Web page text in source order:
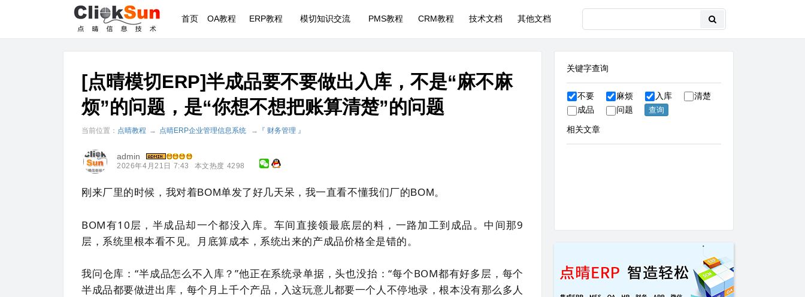
首页 OA教程 ERP教程 模切知识交流 PMS教程 CRM教程 技术文档 其他文档
[点晴模切ERP]半成品要不要做出入库，不是“麻不麻
烦”的问题，是“你想不想把账算清楚”的问题
当前位置： 点晴教程 → 点晴ERP企业管理信息系统 → 『 财务管理 』
admin
2026年4月21日 7:43 本文热度 4298
刚来厂里的时候，我对着BOM单发了好几天呆，我一直看不懂我们厂的BOM。
BOM有10层，半成品却一个都没入库。车间直接领最底层的料，一路加工到成品。中间那9
层，系统里根本看不见。月底算成本，系统出来的产成品价格全是错的。
我问仓库：“半成品怎么不入库？”他正在系统录单据，头也没抬：“每个BOM都有好多层，每个
半成品都要做进出库，每个月上千个产品，入这玩意儿都要一个人不停地录，根本没有那么多人
关键字查询
不要 麻烦 入库
清楚
成品
问题
相关文章